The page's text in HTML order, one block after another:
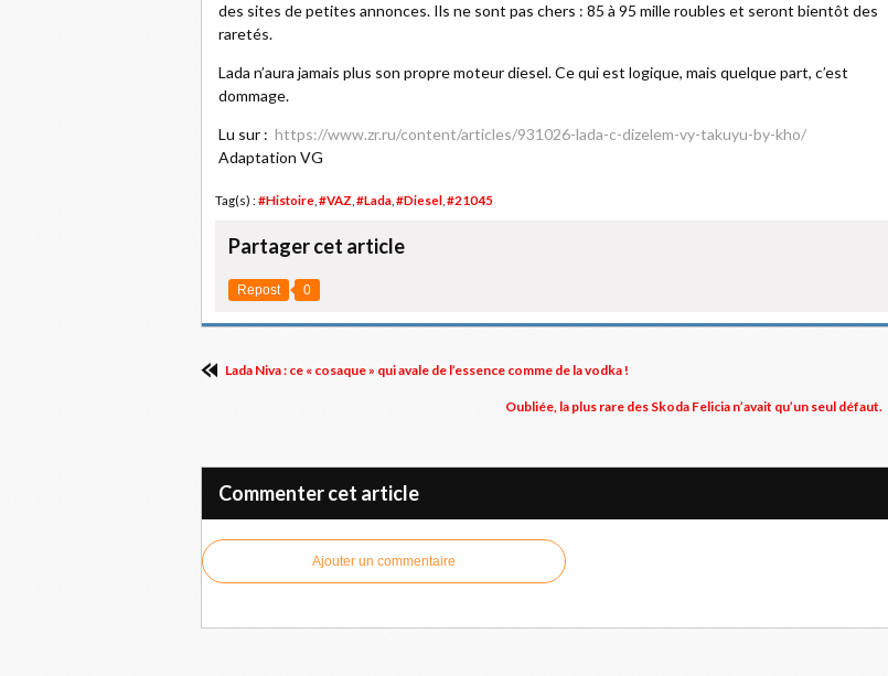
des sites de petites annonces. Ils ne sont pas chers : 85 à 95 mille roubles et seront bientôt des
raretés.
Lada n’aura jamais plus son propre moteur diesel. Ce qui est logique, mais quelque part, c’est
dommage.
Lu sur : https://www.zr.ru/content/articles/931026-lada-c-dizelem-vy-takuyu-by-kho/
Adaptation VG
Tag(s) : #Histoire #VAZ #Lada #Diesel #21045
Partager cet article
Repost 0
Lada Niva : ce « cosaque » qui avale de l’essence comme de la vodka !
Oubliée, la plus rare des Skoda Felicia n’avait qu’un seul défaut.
Commenter cet article
Ajouter un commentaire